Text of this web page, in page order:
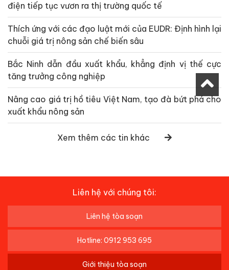
điện tiếp tục vươn ra thị trường quốc tế
Thích ứng với các đạo luật mới của EUDR: Định hình lại
chuỗi giá trị nông sản chế biến sâu
Bắc Ninh dẫn đầu xuất khẩu, khẳng định vị thế cực
tăng trưởng công nghiệp
Nâng cao giá trị hồ tiêu Việt Nam, tạo đà bứt phá cho
xuất khẩu nông sản
Xem thêm các tin khác
Liên hệ với chúng tôi:
Liên hệ tòa soạn
Hotline: 0912 953 695
Giới thiệu tòa soạn